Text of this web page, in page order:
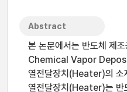
Abstract
본 논문에서는 반도체 제
Chemical Vapor
열전달장치(Heater)의 소
열전달장치(Heater)는 반